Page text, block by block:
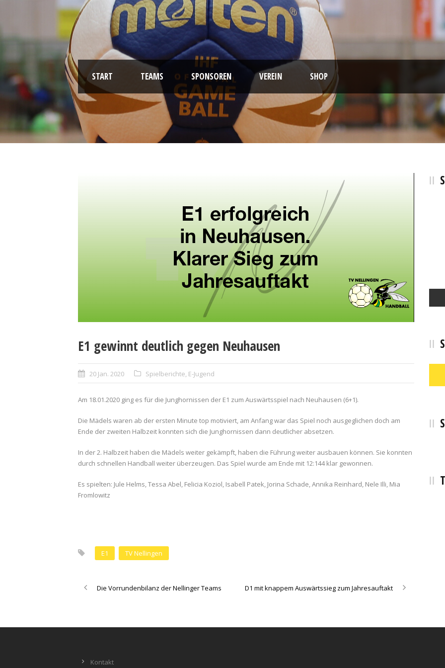
START TEAMS SPONSOREN VEREIN SHOP
E1 gewinnt deutlich gegen Neuhausen
20 Jan. 2020 Spielberichte, E-Jugend
Am 18.01.2020 ging es für die Junghornissen der E1 zum Auswärtsspiel nach Neuhausen (6+1).
Die Mädels waren ab der ersten Minute top motiviert, am Anfang war das Spiel noch ausgeglichen doch am
Ende der zweiten Halbzeit konnten sich die Junghornissen dann deutlicher absetzen.
In der 2. Halbzeit haben die Mädels weiter gekämpft, haben die Führung weiter ausbauen können. Sie konnten
durch schnellen Handball weiter überzeugen. Das Spiel wurde am Ende mit 12:144 klar gewonnen.
Es spielten: Jule Helms, Tessa Abel, Felicia Koziol, Isabell Patek, Jorina Schade, Annika Reinhard, Nele Illi, Mia
Fromlowitz
E1 TV Nellingen
Die Vorrundenbilanz der Nellinger Teams D1 mit knappem Auswärtssieg zum Jahresauftakt
Kontakt